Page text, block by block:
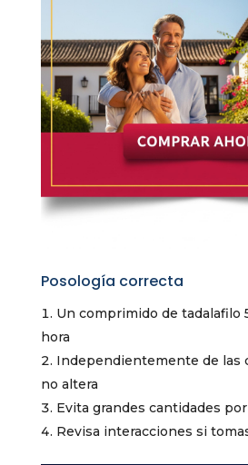
Posología correcta
Un comprimido de tadalafilo
hora
Independientemente de las
no altera
Evita grandes cantidades
Revisa interacciones si